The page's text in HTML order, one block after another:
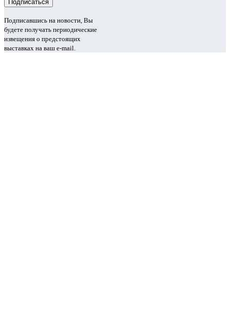
Подписавшись на новости, Вы
будете получать периодические
извещения о предстоящих
выставках на ваш e-mail.